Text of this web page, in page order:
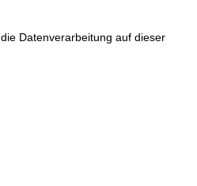
Datenverarbeitung auf dieser